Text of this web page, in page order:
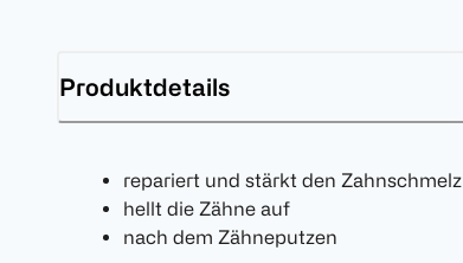
Produktdetails
repariert und stärkt den Zahnschmelz
hellt die Zähne auf
nach dem Zähneputzen